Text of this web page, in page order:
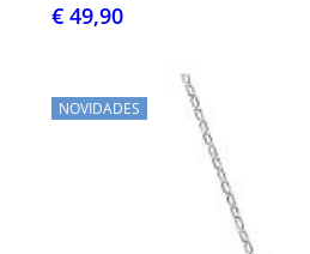
€ 49,90
NOVIDADES